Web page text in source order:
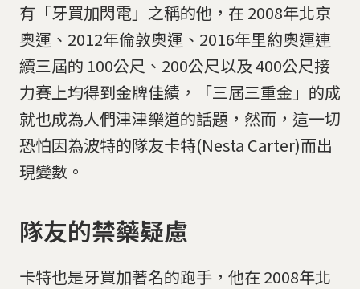
有「牙買加閃電」之稱的他，在 2008年北京
奧運、2012年倫敦奧運、2016年里約奧運連
續三屆的 100公尺、200公尺以及 400公尺接
力賽上均得到金牌佳績，「三屆三重金」的成
就也成為人們津津樂道的話題，然而，這一切
恐怕因為波特的隊友卡特(Nesta Carter)而出
現變數。
隊友的禁藥疑慮
卡特也是牙買加著名的跑手，他在 2008年北